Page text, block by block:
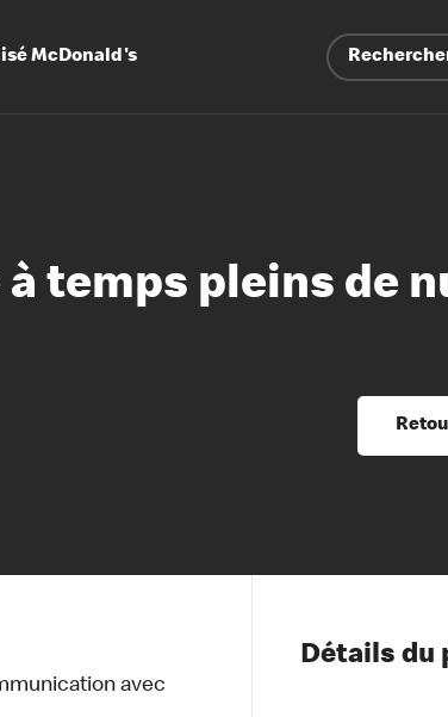
McDonald's
Apprentissage et
Les Arches du savoir
Notre vision à l’égard de
Nos principes directeurs
à temps pleins de
avec
Détails du